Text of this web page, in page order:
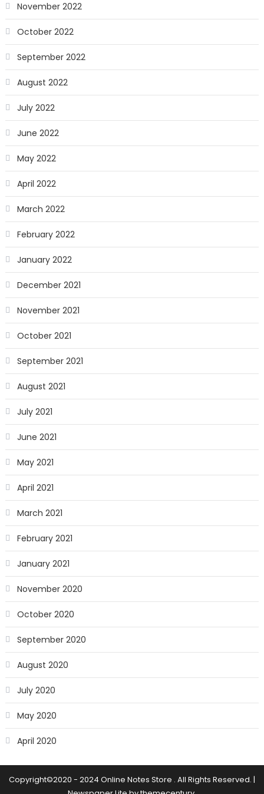
November 2022
October 2022
September 2022
August 2022
July 2022
June 2022
May 2022
April 2022
March 2022
February 2022
January 2022
December 2021
November 2021
October 2021
September 2021
August 2021
July 2021
June 2021
May 2021
April 2021
March 2021
February 2021
January 2021
November 2020
October 2020
September 2020
August 2020
July 2020
May 2020
April 2020
Copyright©2020 - 2024 Online Notes Store . All Rights Reserved. |